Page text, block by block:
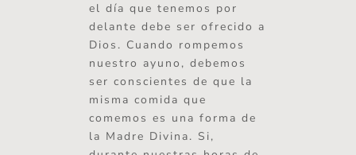
el día que tenemos por
delante debe ser ofrecido a
Dios. Cuando rompemos
nuestro ayuno, debemos
ser conscientes de que la
misma comida que
comemos es una forma de
la Madre Divina. Si,